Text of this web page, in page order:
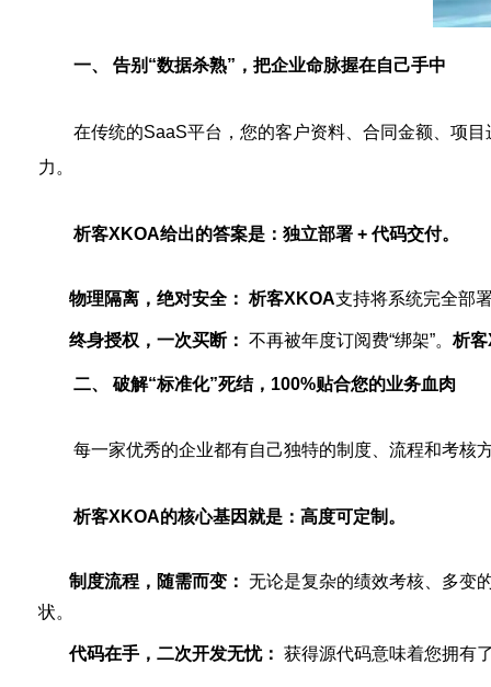
一、 告别“数据杀熟”，把企业命脉握在自己手中
在传统的SaaS平台，您的客户资料、合同金额、项
力。
析客XKOA给出的答案是：独立部署 + 代码交付。
物理隔离，绝对安全： 析客XKOA支持将系统完全部
终身授权，一次买断： 不再被年度订阅费“绑架”。析
二、 破解“标准化”死结，100%贴合您的业务血肉
每一家优秀的企业都有自己独特的制度、流程和考核
析客XKOA的核心基因就是：高度可定制。
制度流程，随需而变： 无论是复杂的绩效考核、多变
状。
代码在手，二次开发无忧： 获得源代码意味着您拥有